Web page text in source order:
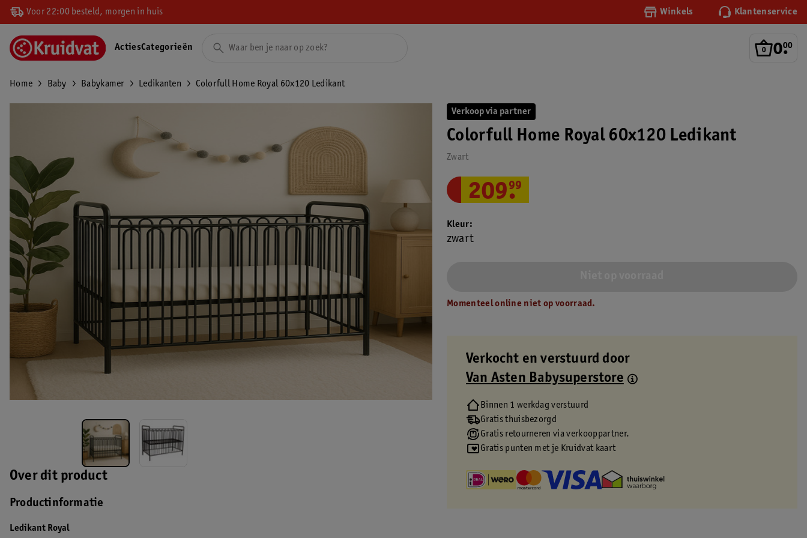
Voor 22:00 besteld, morgen in huis Winkels Klantenservice
0.
00
ActiesCategorieën
Home Baby Babykamer Ledikanten Colorfull Home Royal 60x120 Ledikant
Over dit product
Productinformatie
Ledikant Royal
Verkoop via partner
Colorfull Home Royal 60x120 Ledikant
Zwart
209.
99
Kleur
zwart
Momenteel online niet op voorraad.
Verkocht en verstuurd door
Van Asten Babysuperstore
Binnen 1 werkdag verstuurd
Gratis thuisbezorgd
Gratis retourneren via verkooppartner.
Gratis punten met je Kruidvat kaart